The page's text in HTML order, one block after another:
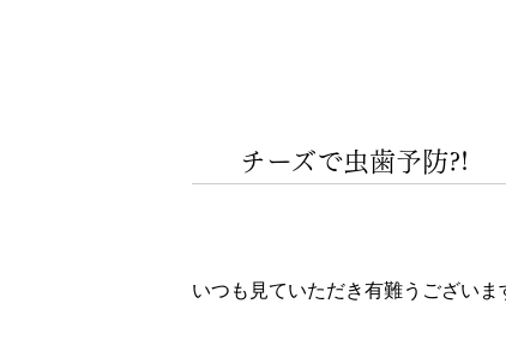
チーズで虫歯予防?!
いつも見ていただき有難うございま